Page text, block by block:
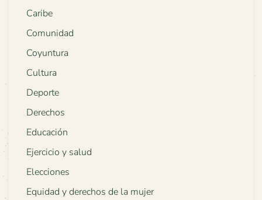
Caribe
Comunidad
Coyuntura
Cultura
Deporte
Derechos
Educación
Ejercicio y salud
Elecciones
Equidad y derechos de la mujer